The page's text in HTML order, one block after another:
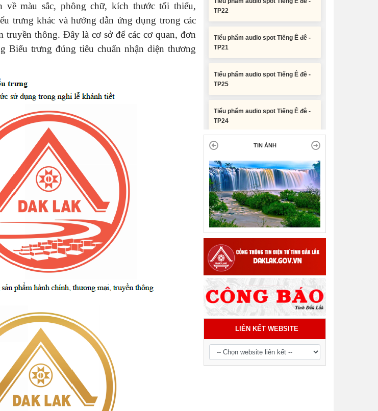
màu sắc, phông chữ, kích thước tối thiểu,
trưng khác và hướng dẫn ứng dụng trong các
truyền thông. Đây là cơ sở để các cơ quan, đơn
Biểu trưng đúng tiêu chuẩn nhận diện thương
Đắk Lắk khóa XI, nhiệm kỳ 2026 -
2031
Nghị quyết Xác nhận kết quả bầu
Ủy viên Ủy ban nhân dân tỉnh Đắk
Tiểu phẩm audio spot Tiếng Ê đê -
Tiểu phẩm audio spot Tiếng Ê đê -
Tiểu phẩm audio spot Tiếng Ê đê -
TP23
Tiểu phẩm audio spot Tiếng Ê đê -
TP22
Tiểu phẩm audio spot Tiếng Ê đê -
TP21
TIN ẢNH
LIÊN KẾT WEBSITE